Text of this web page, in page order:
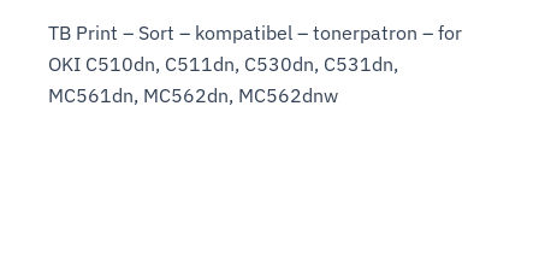
TB Print – Sort – kompatibel – tonerpatron – for
OKI C510dn, C511dn, C530dn, C531dn,
MC561dn, MC562dn, MC562dnw